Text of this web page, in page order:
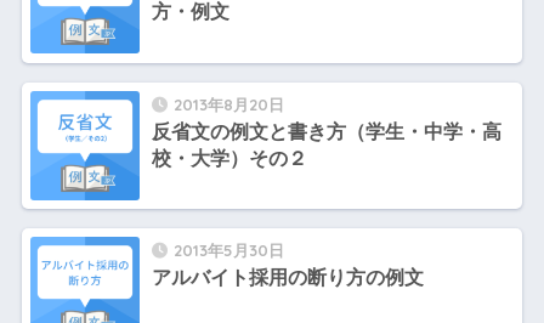
方・例文
2013年8月20日
反省文の例文と書き方（学生・中学・高
校・大学）その２
2013年5月30日
アルバイト採用の断り方の例文